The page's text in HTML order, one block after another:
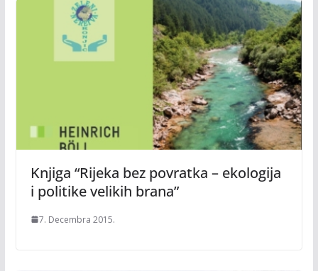
Knjiga “Rijeka bez povratka – ekologija
i politike velikih brana”
7. Decembra 2015.